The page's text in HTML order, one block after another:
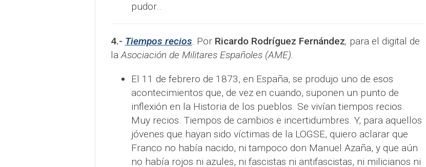
pudor..
4.- Tiempos recios. Por Ricardo Rodríguez Fernández, para el digital de
laAsociación de Militares Españoles (AME).
El 11 de febrero de 1873, en España, se produjo uno de esos
acontecimientos que, de vez en cuando, suponen un punto de
inflexión en la Historia de los pueblos. Se vivían tiempos recios.
Muy recios. Tiempos de cambios e incertidumbres. Y, para aquellos
jóvenes que hayan sido víctimas de la LOGSE, quiero aclarar que
Franco no habí­a nacido, ni tampoco don Manuel Azaña, y que aún
no había rojos ni azules, ni fascistas ni antifascistas, ni milicianos ni